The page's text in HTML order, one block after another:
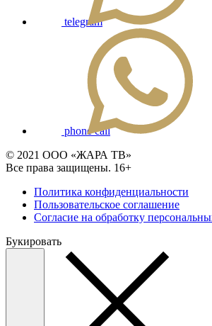
telegram
phone call
© 2021 ООО «ЖАРА ТВ»
Все права защищены. 16+
Политика конфиденциальности
Пользовательское соглашение
Согласие на обработку
Букировать